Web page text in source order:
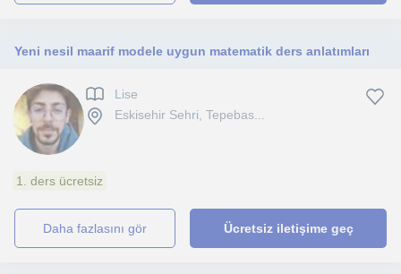
Yeni nesil maarif modele uygun matematik ders anlatımları
Lise
Eskisehir Sehri, Tepebas...
1. ders ücretsiz
daha fazlasını gör Ücretsiz iletişime geç